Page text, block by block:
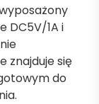
DC5V/1A i
znajduje się
do